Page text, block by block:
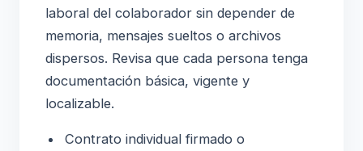
laboral del colaborador sin depender de
memoria, mensajes sueltos o archivos
dispersos. Revisa que cada persona tenga
documentación básica, vigente y
localizable.
Contrato individual firmado o